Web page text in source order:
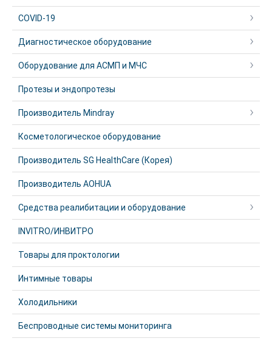
COVID-19
Диагностическое оборудование
Оборудование для АСМП и МЧС
Протезы и эндопротезы
Производитель Mindray
Косметологическое оборудование
Производитель SG HealthCare (Корея)
Производитель AOHUA
Средства реалибитации и оборудование
INVITRO/ИНВИТРО
Товары для проктологии
Интимные товары
Холодильники
Беспроводные системы мониторинга